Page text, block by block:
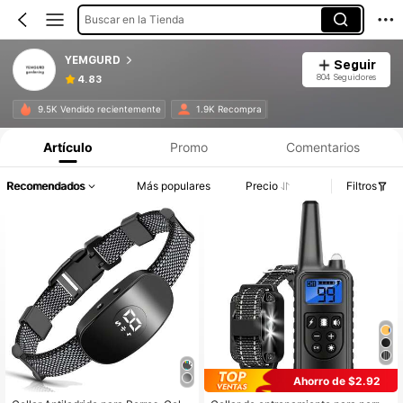
Buscar en la Tienda
YEMGURD
4.83
Seguir
804 Seguidores
9.5K Vendido recientemente 1.9K Recompra
Artículo Promo Comentarios
Recomendados Más populares Precio Filtros
Ahorro de $2.92